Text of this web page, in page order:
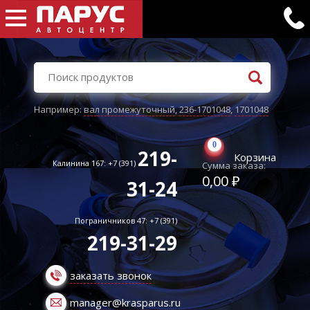
Например:вал промежуточный,236-1701048,1701048
Калинина 167: +7 (391) 219-
31-24
Пограничников 47: +7 (391)
219-31-29
заказать звонок
manager@krasparus.ru
0
Корзина
Сумма заказа:
0,00 ₽